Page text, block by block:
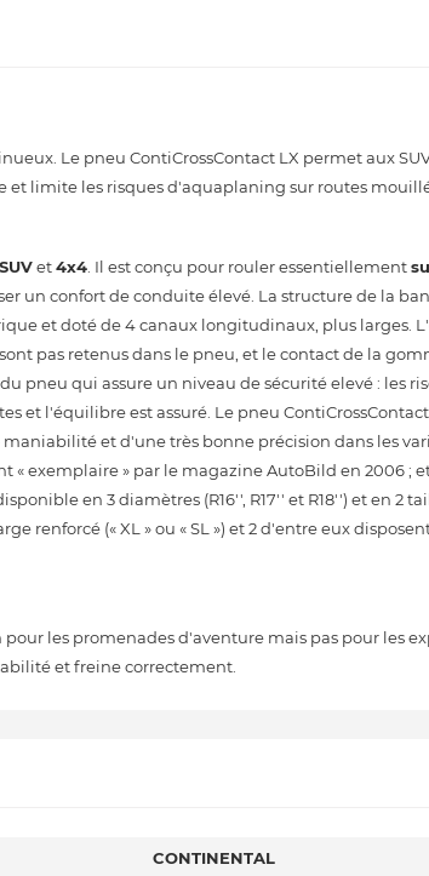
Le pneu ContiCrossContact LX permet aux
et limite les risques d'aquaplaning sur routes
SUVet4x4 . Il est conçu pour rouler essentiellement
un confort de conduite élevé. La structure de la
et doté de 4 canaux longitudinaux, plus larges.
pas retenus dans le pneu, et le contact de la
du pneu qui assure un niveau de sécurité elevé : les
et l'équilibre est assuré. Le pneu ContiCrossContact
et d'une très bonne précision dans les
« exemplaire » par le magazine AutoBild en 2006 ;
en 3 diamètres (R16'', R17'' et R18'') et en 2
renforcé (« XL » ou « SL ») et 2 d'entre eux
les promenades d'aventure mais pas pour les
et freine correctement.
CONTINENTAL